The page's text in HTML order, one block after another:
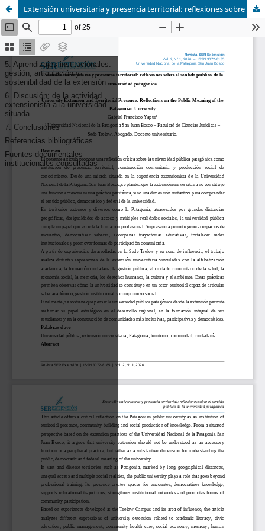
Extensión universitaria y presencia territorial: reflexiones sobre el sentido público de la universidad patagónica